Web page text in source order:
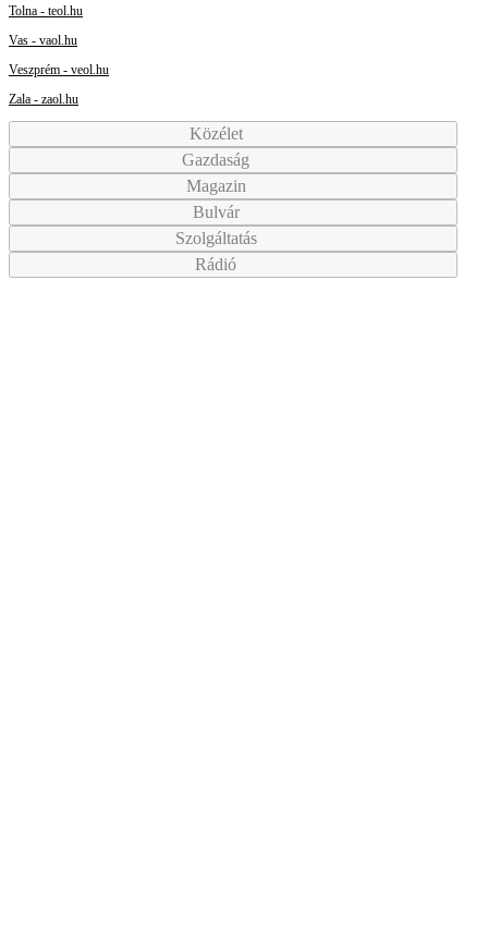
Tolna - teol.hu
Vas - vaol.hu
Veszprém - veol.hu
Zala - zaol.hu
Közélet
Gazdaság
Magazin
Bulvár
Szolgáltatás
Rádió